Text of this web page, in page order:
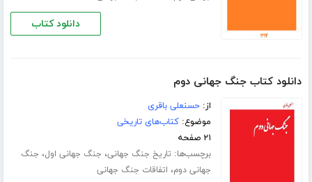
دانلود کتاب
دانلود کتاب جنگ جهانی دوم
از:حسنعلی باقری
موضوع:کتاب‌های تاریخی
۲۱ صفحه
برچسب‌ها: تاریخ جنگ جهانی، جنگ جهانی اول، جنگ
جهانی دوم، اتفاقات جنگ جهانی